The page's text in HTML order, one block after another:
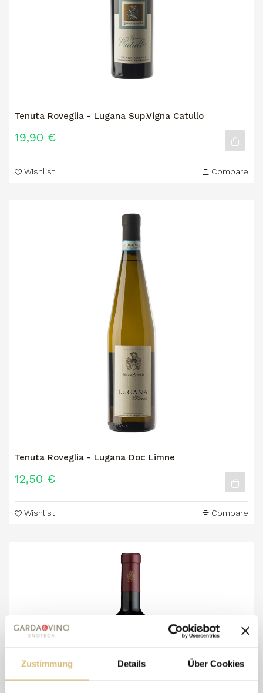
Zustimmung Details Über Cookies
Tenuta Roveglia - Lugana Sup.Vigna Catullo
19,90 €
Wishlist Compare
Tenuta Roveglia - Lugana Doc Limne
12,50 €
Wishlist Compare